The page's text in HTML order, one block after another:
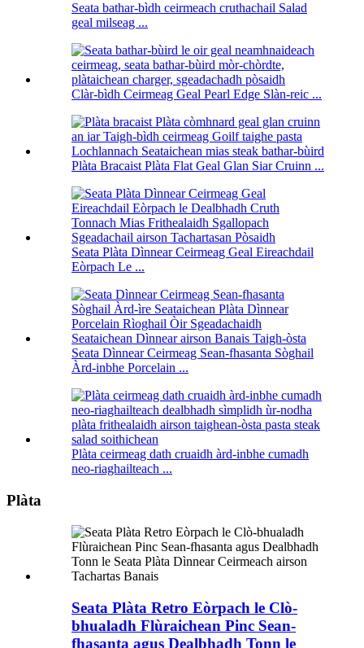
Seata bathar-bìdh ceirmeach cruthachail Salad
geal milseag ...
Clàr-bìdh Ceirmeag Geal Pearl Edge Slàn-reic ...
Plàta Bracaist Plàta Flat Geal Glan Siar Cruinn ...
Seata Plàta Dìnnear Ceirmeag Geal Eireachdail
Eòrpach Le ...
Seata Dìnnear Ceirmeag Sean-fhasanta Sòghail
Àrd-inbhe Porcelain ...
Plàta ceirmeag dath cruaidh àrd-inbhe cumadh
neo-riaghailteach ...
Plàta
Seata Plàta Retro Eòrpach le Clò-
bhualadh Flùraichean Pinc Sean-
fhasanta agus Dealbhadh Tonn le